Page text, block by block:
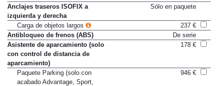
trasero
Anclajes traseros ISOFIX a
izquierda y derecha
Carga de objetos largos
237 €
Antibloqueo de frenos (ABS)
De serie
Asistente de aparcamiento (solo
con control de distancia de
aparcamiento)
Paquete Parking (solo con